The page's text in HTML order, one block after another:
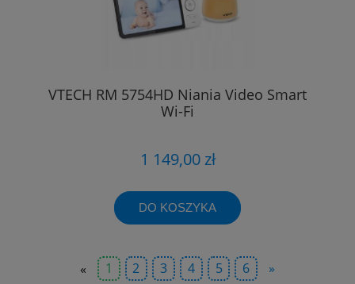
VTECH RM 5754HD Niania Video Smart
Wi-Fi
1 149,00 zł
DO KOSZYKA
« 1 2 3 4 5 6 »